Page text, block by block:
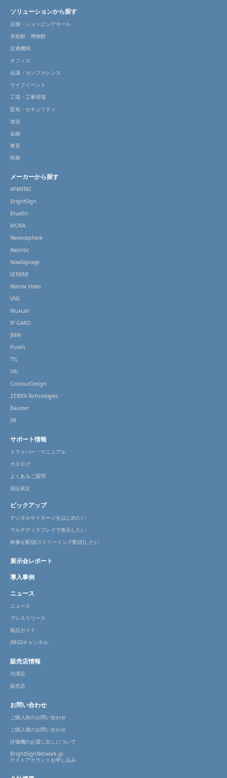
ソリューションから探す
店舗・ショッピングモール
美術館・博物館
交通機関
オフィス
会議・カンファレンス
ライブイベント
工場・工事現場
監視・セキュリティ
放送
金融
教育
医療
メーカーから探す
APANTAC
BrightSign
Bluefin
MOKA
Nexmosphere
Ascentic
NowSignage
SENSMI
Matrox Video
VNS
MuxLab
IP GARD
JMW
PureFi
TTL
VRi
ContourDesign
ZEBRA Technologies
Baumer
JM
サポート情報
ドライバー・マニュアル
カタログ
よくあるご質問
保証規定
ピックアップ
デジタルサイネージをはじめたい
マルチディスプレイで表示したい
映像を配信(ストリーミング配信)したい
展示会レポート
導入事例
ニュース
ニュース
プレスリリース
製品ガイド
JMGSチャンネル
販売店情報
代理店
販売店
お問い合わせ
ご購入前のお問い合わせ
ご購入後のお問い合わせ
評価機のお貸し出しについて
BrightSignNetwork.jp
テストアカウントお申し込み